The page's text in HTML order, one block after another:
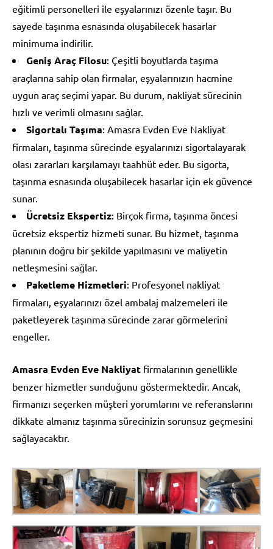
eğitimli personelleri ile eşyalarınızı özenle taşır. Bu
sayede taşınma esnasında oluşabilecek hasarlar
minimuma indirilir.
Geniş Araç Filosu: Çeşitli boyutlarda taşıma
araçlarına sahip olan firmalar, eşyalarınızın hacmine
uygun araç seçimi yapar. Bu durum, nakliyat sürecinin
hızlı ve verimli olmasını sağlar.
Sigortalı Taşıma: Amasra Evden Eve Nakliyat
firmaları, taşınma sürecinde eşyalarınızı sigortalayarak
olası zararları karşılamayı taahhüt eder. Bu sigorta,
taşınma esnasında oluşabilecek hasarlar için ek güvence
sunar.
Ücretsiz Ekspertiz: Birçok firma, taşınma öncesi
ücretsiz ekspertiz hizmeti sunar. Bu hizmet, taşınma
planının doğru bir şekilde yapılmasını ve maliyetin
netleşmesini sağlar.
Paketleme Hizmetleri: Profesyonel nakliyat
firmaları, eşyalarınızı özel ambalaj malzemeleri ile
paketleyerek taşınma sürecinde zarar görmelerini
engeller.
Amasra Evden Eve Nakliyat firmalarının genellikle
benzer hizmetler sunduğunu göstermektedir. Ancak,
firmanızı seçerken müşteri yorumlarını ve referanslarını
dikkate almanız taşınma sürecinizin sorunsuz geçmesini
sağlayacaktır.